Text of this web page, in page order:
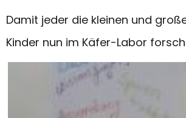
Damit jeder die kleinen und
Kinder nun im Käfer-Labor